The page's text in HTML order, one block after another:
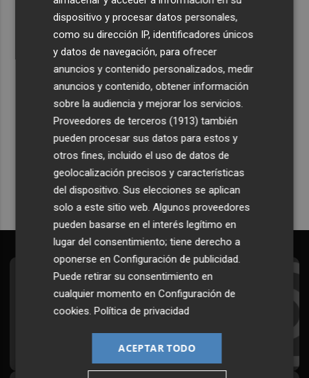
diversidad su "seña de identidad"
Recibe toda la actualidad de
Plaza Podcast en tu correo
Quiero suscribirme
Suscríbete al Boletín
Todos los días a primera hora en tu email
dispositivo y procesar datos personales,
como su dirección IP, identificadores únicos
y datos de navegación, para ofrecer
anuncios y contenido personalizados, medir
anuncios y contenido, obtener información
sobre la audiencia y mejorar los servicios.
Proveedores de terceros (1913) también
pueden procesar sus datos para estos y
otros fines, incluido el uso de datos de
geolocalización precisos y características
del dispositivo. Sus elecciones se aplican
solo a este sitio web. Algunos proveedores
pueden basarse en el interés legítimo en
lugar del consentimiento; tiene derecho a
oponerse enConfiguración de publicidad.
Puede retirar su consentimiento en
cualquier momento enConfiguración de
cookies.Política de privacidad
ACEPTAR TODO